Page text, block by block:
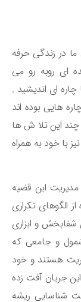
زندگی حرفه
رو می
ای اندیشید .
بوده اند
این تلا ش ها
خود به همراه
این قضیه
تکراری
و ابزاری
و جامعی که
و خود
جریان آفت زده
ریشه